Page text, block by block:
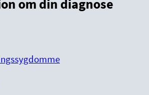
om din diagnose